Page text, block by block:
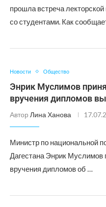
прошла встреча
со студентами. Как
Новости Общество
Энрик Муслимов
вручения дипломов
Автор Лина Ханова
Министр по национальной
Дагестана Энрик Муслимов
вручения дипломов об …